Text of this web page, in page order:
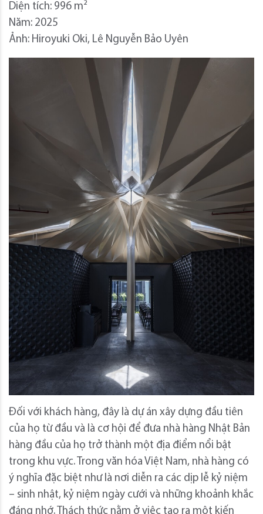
Diện tích: 996 m²
Năm: 2025
Ảnh: Hiroyuki Oki, Lê Nguyễn Bảo Uyên
Đối với khách hàng, đây là dự án xây dựng đầu tiên
của họ từ đầu và là cơ hội để đưa nhà hàng Nhật Bản
hàng đầu của họ trở thành một địa điểm nổi bật
trong khu vực. Trong văn hóa Việt Nam, nhà hàng có
ý nghĩa đặc biệt như là nơi diễn ra các dịp lễ kỷ niệm
– sinh nhật, kỷ niệm ngày cưới và những khoảnh khắc
đáng nhớ. Thách thức nằm ở việc tạo ra một kiến ​​